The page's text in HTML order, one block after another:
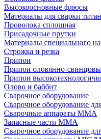
Высокоосновные флюсы
Материалы для сварки
Проволока сплошная
Присадочные прутки
Материалы специального
Строжка и резка
Припои
Припои оловянно-
Припои
Олово и баббит
Сварочное оборудование
Сварочное оборудование
Сварочные аппараты MMA
Запасные части MMA
Сварочное оборудование